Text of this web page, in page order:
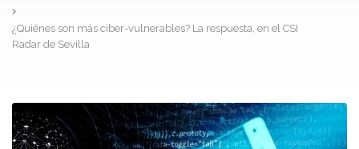
¿Quiénes son más ciber-vulnerables? La respuesta, en el CSI
Radar de Sevilla